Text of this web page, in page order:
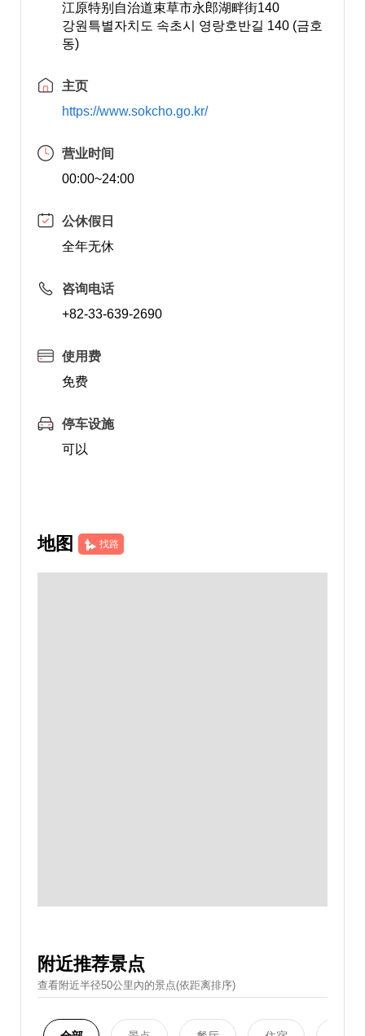
江原特别自治道束草市永郎湖畔街140
강원특별자치도 속초시 영랑호반길 140 (금호
동)
主页
https://www.sokcho.go.kr/
营业时间
00:00~24:00
公休假日
全年无休
咨询电话
+82-33-639-2690
使用费
免费
停车设施
可以
地图 找路
附近推荐景点
查看附近半径50公里內的景点(依距离排序)